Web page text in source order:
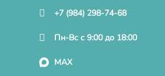
+7 (984) 298-74-68
Пн-Вс с 9:00 до 18:00
MAX